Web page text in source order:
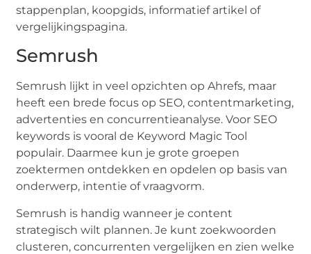
stappenplan, koopgids, informatief artikel of
vergelijkingspagina.
Semrush
Semrush lijkt in veel opzichten op Ahrefs, maar
heeft een brede focus op SEO, contentmarketing,
advertenties en concurrentieanalyse. Voor SEO
keywords is vooral de Keyword Magic Tool
populair. Daarmee kun je grote groepen
zoektermen ontdekken en opdelen op basis van
onderwerp, intentie of vraagvorm.
Semrush is handig wanneer je content
strategisch wilt plannen. Je kunt zoekwoorden
clusteren, concurrenten vergelijken en zien welke